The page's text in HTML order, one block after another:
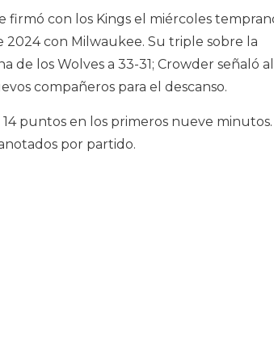
firmó con los Kings el miércoles
con Milwaukee. Su triple sobre la
los Wolves a 33-31; Crowder señaló al
compañeros para el descanso.
puntos en los primeros nueve minutos.
por partido.